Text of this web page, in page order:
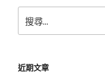
尋
字:
近期文章